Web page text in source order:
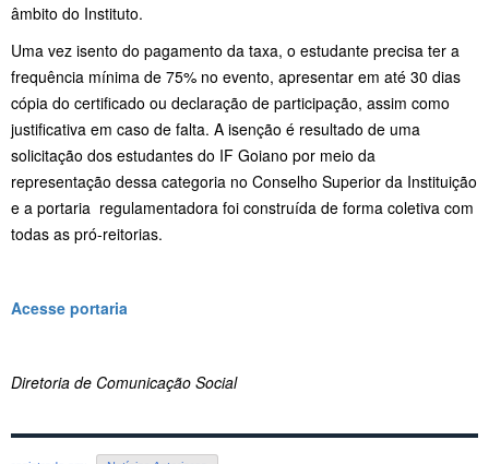
âmbito do Instituto.
Uma vez isento do pagamento da taxa, o estudante precisa ter a
frequência mínima de 75% no evento, apresentar em até 30 dias
cópia do certificado ou declaração de participação, assim como
justificativa em caso de falta. A isenção é resultado de uma
solicitação dos estudantes do IF Goiano por meio da
representação dessa categoria no Conselho Superior da Instituição
e a portaria regulamentadora foi construída de forma coletiva com
todas as pró-reitorias.
Acesse portaria
Diretoria de Comunicação Social